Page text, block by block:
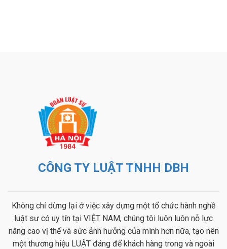
CÔNG TY LUẬT TNHH DBH
Không chỉ dừng lại ở việc xây dựng một tổ chức hành nghề
luật sư có uy tín tại VIỆT NAM, chúng tôi luôn luôn nỗ lực
nâng cao vị thế và sức ảnh hưởng của mình hơn nữa, tạo nên
một thương hiệu LUẬT đáng để khách hàng trong và ngoài